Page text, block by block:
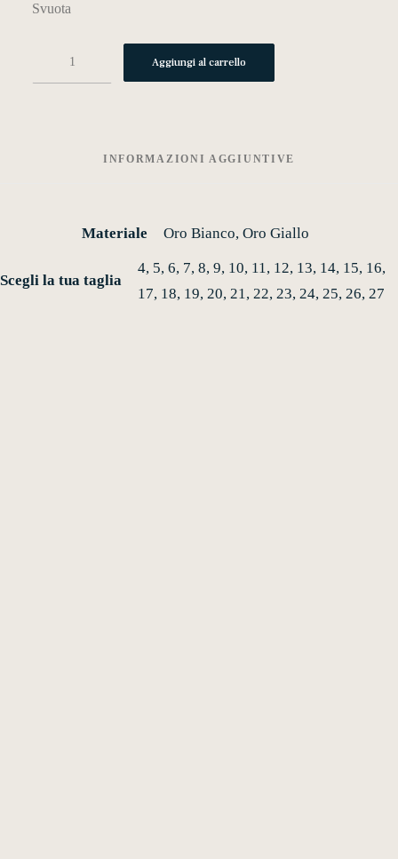
Svuota
quantità
Aggiungi al carrello
INFORMAZIONI AGGIUNTIVE
Materiale Oro Bianco, Oro Giallo
Scegli la tua taglia
4, 5, 6, 7, 8, 9, 10, 11, 12, 13, 14, 15, 16,
17, 18, 19, 20, 21, 22, 23, 24, 25, 26, 27